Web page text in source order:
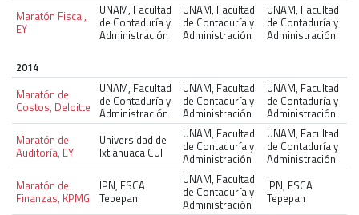
Maratón Fiscal,
EY
UNAM, Facultad
de Contaduría y
Administración
UNAM, Facultad
de Contaduría y
Administración
UNAM, Facultad
de Contaduría y
Administración
2014
Maratón de
Costos, Deloitte
UNAM, Facultad
de Contaduría y
Administración
UNAM, Facultad
de Contaduría y
Administración
UNAM, Facultad
de Contaduría y
Administración
Maratón de
Auditoría, EY
Universidad de
Ixtlahuaca CUI
UNAM, Facultad
de Contaduría y
Administración
UNAM, Facultad
de Contaduría y
Administración
Maratón de
Finanzas, KPMG
IPN, ESCA
Tepepan
UNAM, Facultad
de Contaduría y
Administración
IPN, ESCA
Tepepan